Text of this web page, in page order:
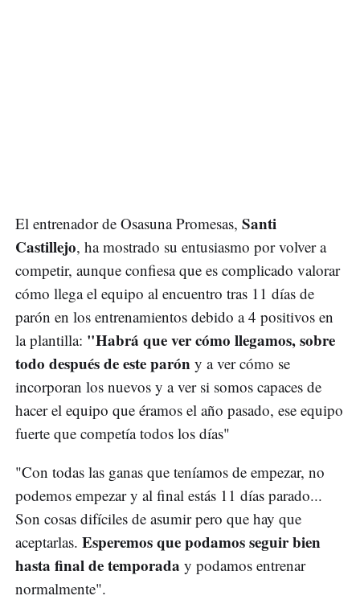
El entrenador de Osasuna Promesas, Santi
Castillejo, ha mostrado su entusiasmo por volver a
competir, aunque confiesa que es complicado valorar
cómo llega el equipo al encuentro tras 11 días de
parón en los entrenamientos debido a 4 positivos en
la plantilla: "Habrá que ver cómo llegamos, sobre
todo después de este parón y a ver cómo se
incorporan los nuevos y a ver si somos capaces de
hacer el equipo que éramos el año pasado, ese equipo
fuerte que competía todos los días"
"Con todas las ganas que teníamos de empezar, no
podemos empezar y al final estás 11 días parado...
Son cosas difíciles de asumir pero que hay que
aceptarlas. Esperemos que podamos seguir bien
hasta final de temporada y podamos entrenar
normalmente".